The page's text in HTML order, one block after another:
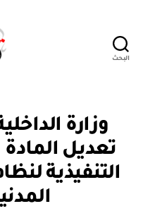
البحث
التصنيفات
تعديل المادة
التنفيذية